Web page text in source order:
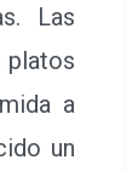
Las
platos
a
un